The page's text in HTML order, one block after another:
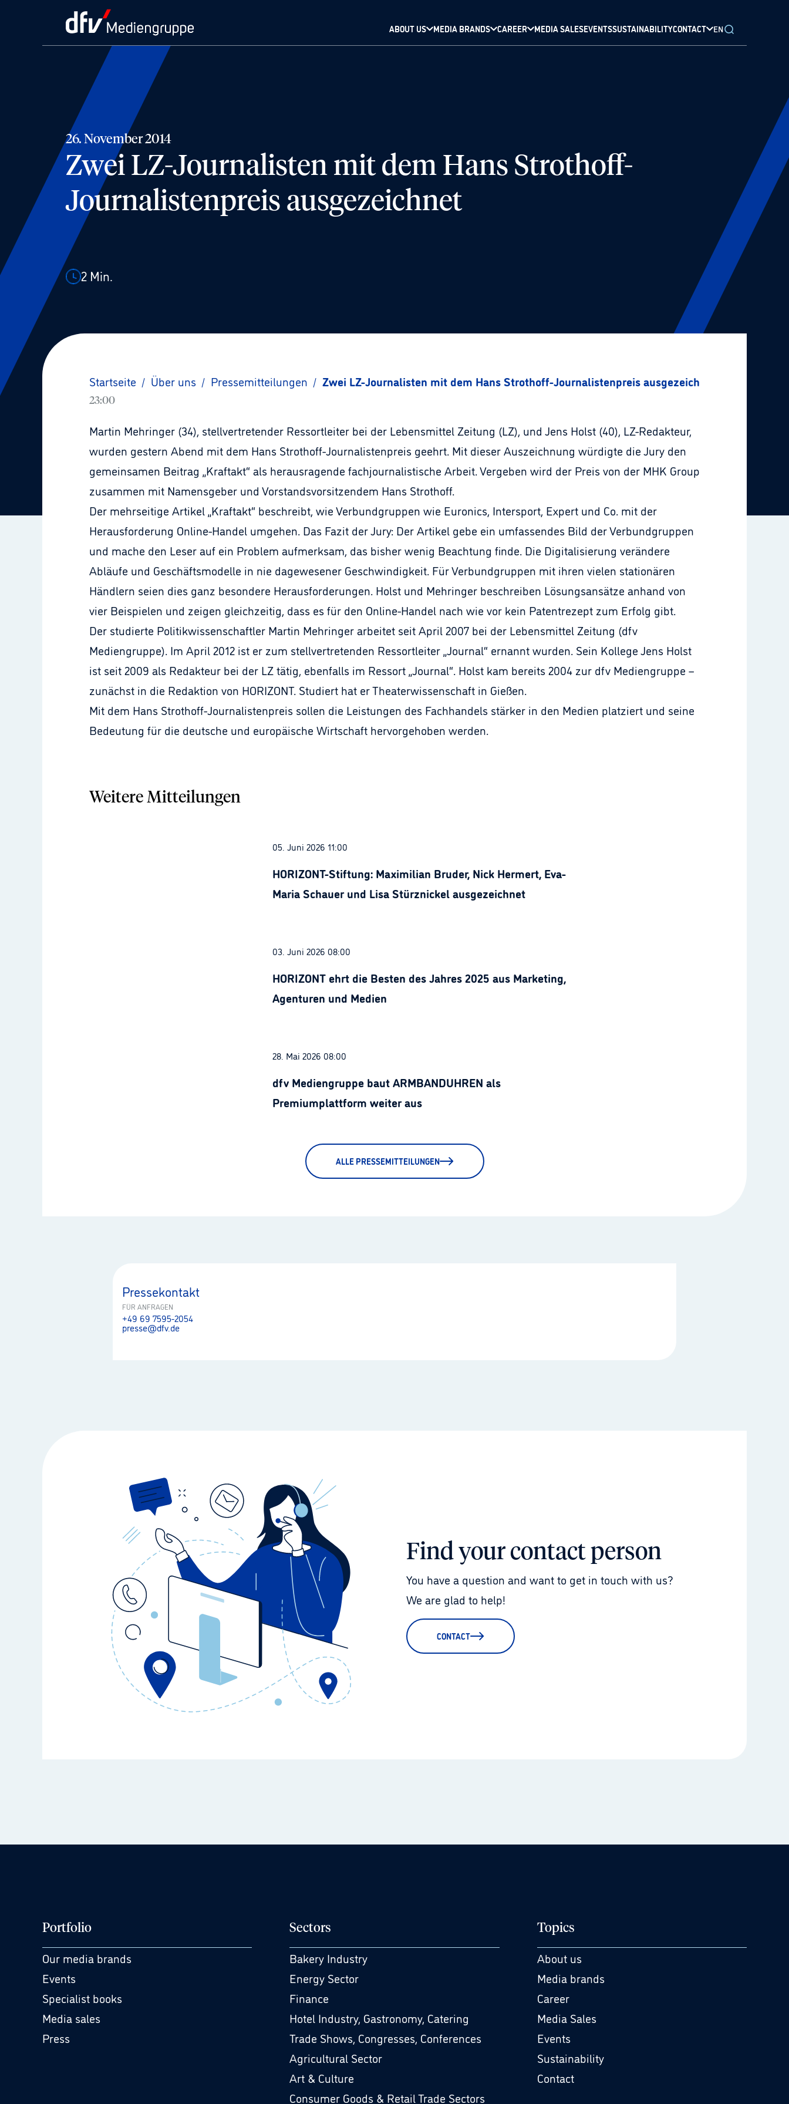
ABOUT US MEDIA BRANDS CAREER MEDIA SALESEVENTSSUSTAINABILITYCONTACT EN
26. November 2014
Zwei LZ-Journalisten mit dem Hans Strothoff-
Journalistenpreis ausgezeichnet
2 Min.
Startseite / Über uns / Pressemitteilungen / Zwei LZ-Journalisten mit dem Hans Strothoff-Journalistenpreis ausgezeichnet
23:00
Martin Mehringer (34), stellvertretender Ressortleiter bei der Lebensmittel Zeitung (LZ), und Jens Holst (40), LZ-Redakteur,
wurden gestern Abend mit dem Hans Strothoff-Journalistenpreis geehrt. Mit dieser Auszeichnung würdigte die Jury den
gemeinsamen Beitrag „Kraftakt“ als herausragende fachjournalistische Arbeit. Vergeben wird der Preis von der MHK Group
zusammen mit Namensgeber und Vorstandsvorsitzendem Hans Strothoff.
Der mehrseitige Artikel „Kraftakt“ beschreibt, wie Verbundgruppen wie Euronics, Intersport, Expert und Co. mit der
Herausforderung Online-Handel umgehen. Das Fazit der Jury: Der Artikel gebe ein umfassendes Bild der Verbundgruppen
und mache den Leser auf ein Problem aufmerksam, das bisher wenig Beachtung finde. Die Digitalisierung verändere
Abläufe und Geschäftsmodelle in nie dagewesener Geschwindigkeit. Für Verbundgruppen mit ihren vielen stationären
Händlern seien dies ganz besondere Herausforderungen. Holst und Mehringer beschreiben Lösungsansätze anhand von
vier Beispielen und zeigen gleichzeitig, dass es für den Online-Handel nach wie vor kein Patentrezept zum Erfolg gibt.
Der studierte Politikwissenschaftler Martin Mehringer arbeitet seit April 2007 bei der Lebensmittel Zeitung (dfv
Mediengruppe). Im April 2012 ist er zum stellvertretenden Ressortleiter „Journal“ ernannt wurden. Sein Kollege Jens Holst
ist seit 2009 als Redakteur bei der LZ tätig, ebenfalls im Ressort „Journal“. Holst kam bereits 2004 zur dfv Mediengruppe –
zunächst in die Redaktion von HORIZONT. Studiert hat er Theaterwissenschaft in Gießen.
Mit dem Hans Strothoff-Journalistenpreis sollen die Leistungen des Fachhandels stärker in den Medien platziert und seine
Bedeutung für die deutsche und europäische Wirtschaft hervorgehoben werden.
Weitere Mitteilungen
05. Juni 2026 11:00
HORIZONT-Stiftung: Maximilian Bruder, Nick Hermert, Eva-
Maria Schauer und Lisa Stürznickel ausgezeichnet
03. Juni 2026 08:00
HORIZONT ehrt die Besten des Jahres 2025 aus Marketing,
Agenturen und Medien
28. Mai 2026 08:00
dfv Mediengruppe baut ARMBANDUHREN als
Premiumplattform weiter aus
ALLE PRESSEMITTEILUNGEN
Pressekontakt
FÜR ANFRAGEN
+49 69 7595-2054
presse@dfv.de
Find your contact person
You have a question and want to get in touch with us?
We are glad to help!
CONTACT
Portfolio
Our media brands
Events
Specialist books
Media sales
Press
Sectors
Bakery Industry
Energy Sector
Finance
Hotel Industry, Gastronomy, Catering
Trade Shows, Congresses, Conferences
Agricultural Sector
Art & Culture
Consumer Goods & Retail Trade Sectors
Topics
About us
Media brands
Career
Media Sales
Events
Sustainability
Contact